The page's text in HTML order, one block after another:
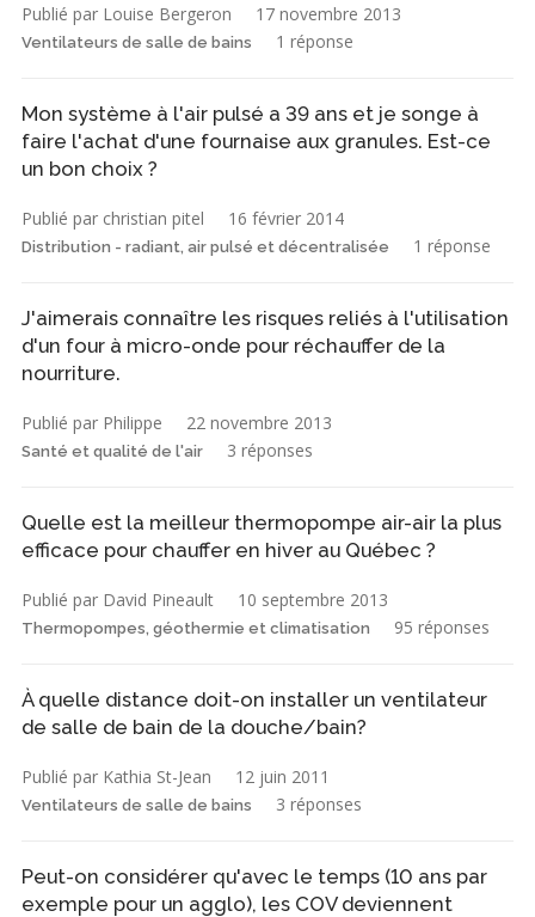
Publié par Louise Bergeron 17 novembre 2013
Ventilateurs de salle de bains 1 réponse
Mon système à l'air pulsé a 39 ans et je songe à
faire l'achat d'une fournaise aux granules. Est-ce
un bon choix ?
Publié par christian pitel 16 février 2014
Distribution - radiant, air pulsé et décentralisée 1 réponse
J'aimerais connaître les risques reliés à l'utilisation
d'un four à micro-onde pour réchauffer de la
nourriture.
Publié par Philippe 22 novembre 2013
Santé et qualité de l'air 3 réponses
Quelle est la meilleur thermopompe air-air la plus
efficace pour chauffer en hiver au Québec ?
Publié par David Pineault 10 septembre 2013
Thermopompes, géothermie et climatisation 95 réponses
À quelle distance doit-on installer un ventilateur
de salle de bain de la douche/bain?
Publié par Kathia St-Jean 12 juin 2011
Ventilateurs de salle de bains 3 réponses
Peut-on considérer qu'avec le temps (10 ans par
exemple pour un agglo), les COV deviennent